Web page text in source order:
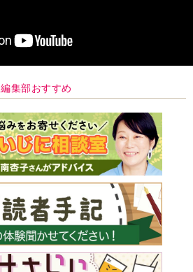
編集部おすすめ